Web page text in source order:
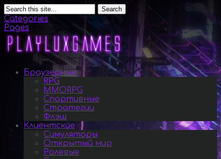
Search
Categories
Pages
Браузерные
RPG
MMORPG
Спортивные
Стратегии
Флэш
Клиентские
Симуляторы
Открытый мир
Ролевые